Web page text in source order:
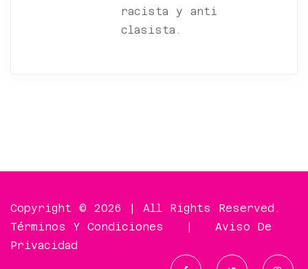
racista y anti
clasista.
Copyright © 2026 | All Rights Reserved.
Términos Y Condiciones
Aviso De
Privacidad